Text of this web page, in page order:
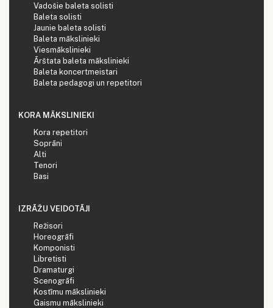
Vadošie baleta solisti
Baleta solisti
Jaunie baleta solisti
Baleta mākslinieki
Viesmākslinieki
Ārštata baleta mākslinieki
Baleta koncertmeistari
Baleta pedagogi un repetitori
KORA MĀKSLINIEKI
Kora repetitori
Soprāni
Alti
Tenori
Basi
IZRĀŽU VEIDOTĀJI
Režisori
Horeogrāfi
Komponisti
Libretisti
Dramaturgi
Scenogrāfi
Kostīmu mākslinieki
Gaismu mākslinieki